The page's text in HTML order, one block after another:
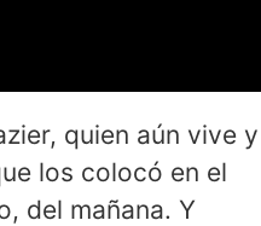
quien aún vive y
los colocó en el
del mañana. Y